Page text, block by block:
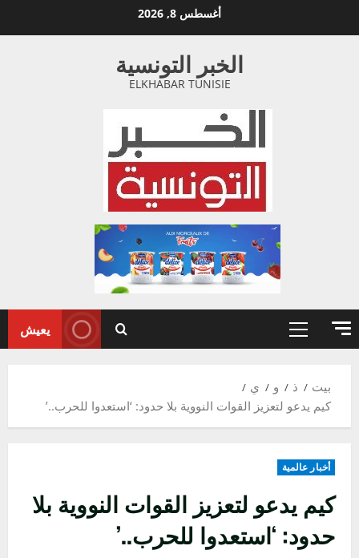
أغسطس 8, 2026
الخبر التونسية
ELKHABAR TUNISIE
القائمة
يعيش
بيت ذ و
ي
كيم يدعو لتعزيز القوات النووية بلا حدود: ‘استعدوا للحرب..’
أخبار عالمية
كيم يدعو لتعزيز القوات النووية بلا
حدود: ‘استعدوا للحرب..’